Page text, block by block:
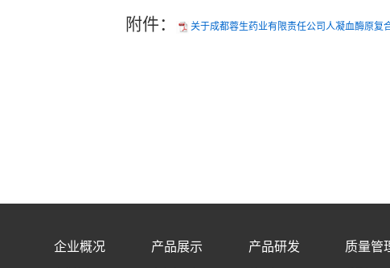
附件：
关于成都蓉生药业有限责任公司人凝血酶原复
企业概况 产品展示 产品研发 质量管